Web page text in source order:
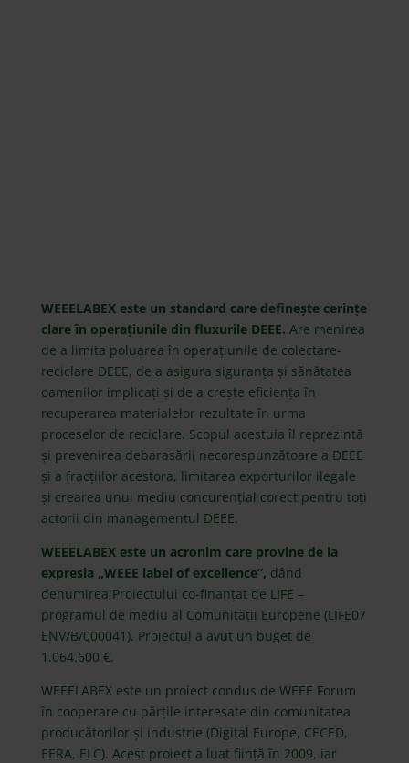
WEEELABEX este un standard care definește cerințe
clare în operațiunile din fluxurile DEEE. Are menirea
de a limita poluarea în operațiunile de colectare-
reciclare DEEE, de a asigura siguranța și sănătatea
oamenilor implicați și de a crește eficiența în
recuperarea materialelor rezultate în urma
proceselor de reciclare. Scopul acestuia îl reprezintă
și prevenirea debarasării necorespunzătoare a DEEE
și a fracțiilor acestora, limitarea exporturilor ilegale
și crearea unui mediu concurențial corect pentru toți
actorii din managementul DEEE.
WEEELABEX este un acronim care provine de la
expresia „WEEE label of excellence”, dând
denumirea Proiectului co-finanțat de LIFE –
programul de mediu al Comunității Europene (LIFE07
ENV/B/000041). Proiectul a avut un buget de
1.064.600 €.
WEEELABEX este un proiect condus de WEEE Forum
în cooperare cu părțile interesate din comunitatea
producătorilor și industrie (Digital Europe, CECED,
EERA, ELC). Acest proiect a luat ființă în 2009, iar